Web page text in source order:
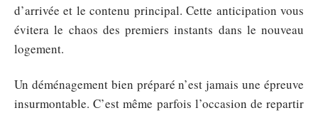
d’arrivée et le contenu principal. Cette anticipation vous
évitera le chaos des premiers instants dans le nouveau
logement.
Un déménagement bien préparé n’est jamais une épreuve
insurmontable. C’est même parfois l’occasion de repartir